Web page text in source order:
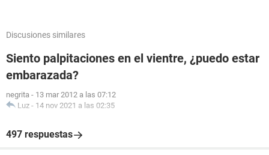
Discusiones similares
Siento palpitaciones en el vientre, ¿puedo estar
embarazada?
negrita - 13 mar 2012 a las 07:12
Luz - 14 nov 2021 a las 02:35
497 respuestas